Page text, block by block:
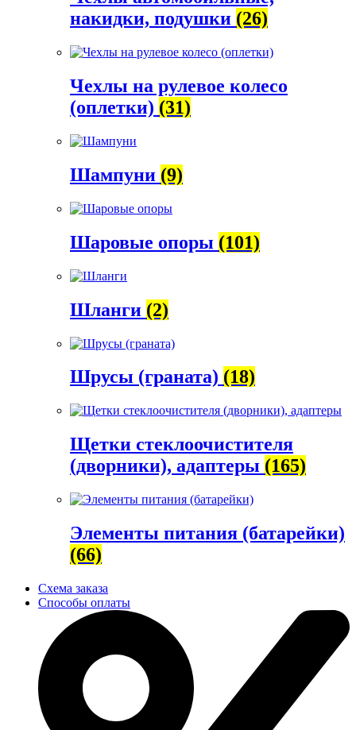
накидки, подушки (26)
Чехлы на рулевое колесо
(оплетки) (31)
Шампуни (9)
Шаровые опоры (101)
Шланги (2)
Шрусы (граната) (18)
Щетки стеклоочистителя
(дворники), адаптеры (165)
Элементы питания (батарейки)
(66)
Схема заказа
Способы оплаты